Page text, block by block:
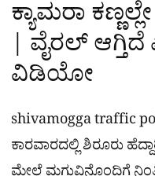
ಕ್ಯಾಮರಾ
| ವೈರಲ್​
ವಿಡಿಯೋ
shivamogga traffic
ಕಾರವಾರದಲ್ಲಿ ಶಿರೂರು
ಮೇಲೆ ಮಗುವಿನೊಂದಿಗೆ